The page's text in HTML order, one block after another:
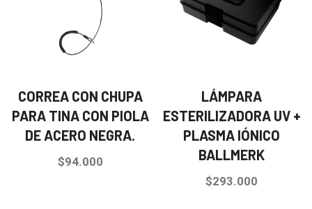
CORREA CON CHUPA
PARA TINA CON PIOLA
DE ACERO NEGRA.
$94.000
LÁMPARA
ESTERILIZADORA UV +
PLASMA IÓNICO
BALLMERK
$293.000